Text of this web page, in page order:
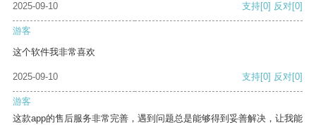
2025-09-10 支持[0] 反对[0]
游客
这个软件我非常喜欢
2025-09-10 支持[0] 反对[0]
游客
这款app的售后服务非常完善，遇到问题总是能够得到妥善解决，让我能